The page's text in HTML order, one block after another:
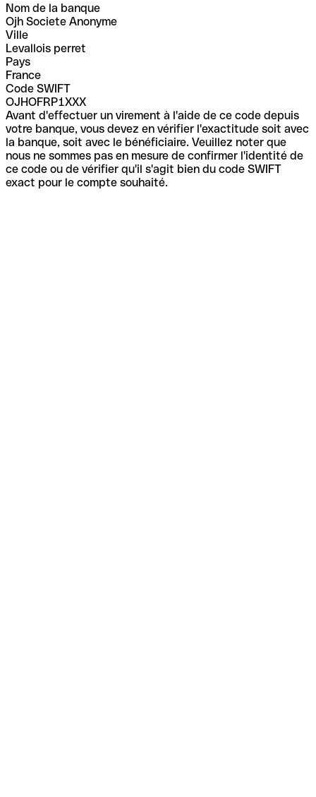
Nom de la banque
Ojh Societe Anonyme
Ville
Levallois perret
Pays
France
Code SWIFT
OJHOFRP1XXX
Avant d'effectuer un virement à l'aide de ce code depuis
votre banque, vous devez en vérifier l'exactitude soit avec
la banque, soit avec le bénéficiaire. Veuillez noter que
nous ne sommes pas en mesure de confirmer l'identité de
ce code ou de vérifier qu'il s'agit bien du code SWIFT
exact pour le compte souhaité.